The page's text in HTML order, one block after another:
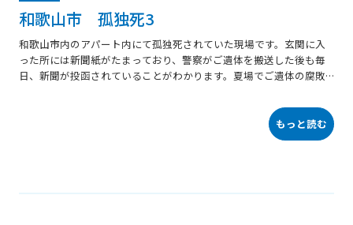
和歌山市 孤独死3
和歌山市内のアパート内にて孤独死されていた現場です。玄関に入
った所には新聞紙がたまっており、警察がご遺体を搬送した後も毎
日、新聞が投函されていることがわかります。夏場でご遺体の腐敗
はよくあることですが、警察の方がご遺体を搬送する際に同線を確
保する為か玄関の靴等がよくユニットバス内に放り込まれていま
す。ご遺体は布団、座布団の上で横たわっていたようです。故人様
もっと読む